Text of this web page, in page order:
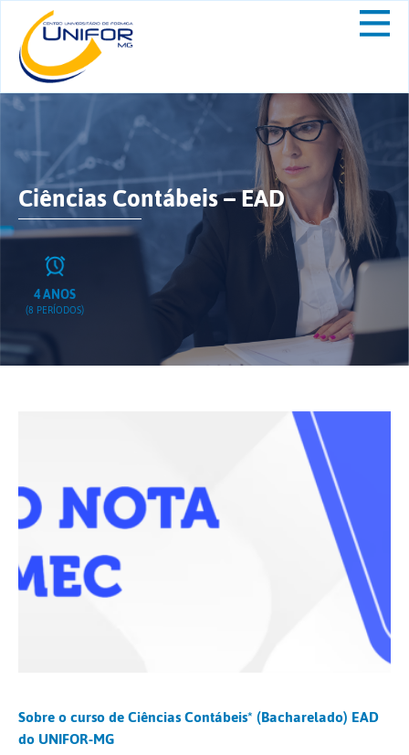
Ciências Contábeis – EAD
4 ANOS
(8 PERÍODOS)
Sobre o curso de Ciências Contábeis* (Bacharelado) EAD
do UNIFOR-MG